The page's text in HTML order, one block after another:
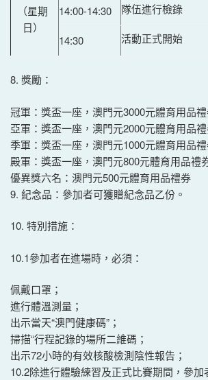
（星期
日）
14:00-14:30 隊伍進行檢錄
14:30 活動正式開始
8. 獎勵：
冠軍：獎盃一座，澳門元3000元體育用品
亞軍：獎盃一座，澳門元2000元體育用品
季軍：獎盃一座，澳門元1000元體育用品
殿軍：獎盃一座，澳門元800元體育用品禮
優異獎六名：澳門元500元體育用品禮券
9. 紀念品：參加者可獲贈紀念品乙份。
10. 特別措施：
10.1參加者在進場時，必須：
佩戴口罩；
進行體溫測量；
出示當天“澳門健康碼”；
掃描“行程記錄的場所二維碼；
出示72小時的有效核酸檢測陰性報告；
10.2除進行體驗練習及正式比賽期間，參